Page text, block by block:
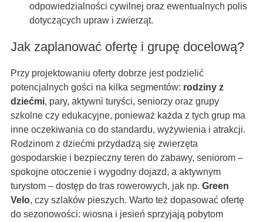
odpowiedzialności cywilnej oraz ewentualnych polis
dotyczących upraw i zwierząt.
Jak zaplanować ofertę i grupę docelową?
Przy projektowaniu oferty dobrze jest podzielić
potencjalnych gości na kilka segmentów: rodziny z
dziećmi, pary, aktywni turyści, seniorzy oraz grupy
szkolne czy edukacyjne, ponieważ każda z tych grup ma
inne oczekiwania co do standardu, wyżywienia i atrakcji.
Rodzinom z dziećmi przydadzą się zwierzęta
gospodarskie i bezpieczny teren do zabawy, seniorom –
spokojne otoczenie i wygodny dojazd, a aktywnym
turystom – dostęp do tras rowerowych, jak np. Green
Velo, czy szlaków pieszych. Warto też dopasować ofertę
do sezonowości: wiosna i jesień sprzyjają pobytom